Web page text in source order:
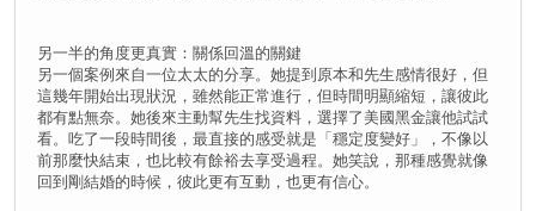
另一半的角度更真實：關係回溫的關鍵
另一個案例來自一位太太的分享。她提到原本和先生感情很好，但
這幾年開始出現狀況，雖然能正常進行，但時間明顯縮短，讓彼此
都有點無奈。她後來主動幫先生找資料，選擇了美國黑金讓他試試
看。吃了一段時間後，最直接的感受就是「穩定度變好」，不像以
前那麼快結束，也比較有餘裕去享受過程。她笑說，那種感覺就像
回到剛結婚的時候，彼此更有互動，也更有信心。